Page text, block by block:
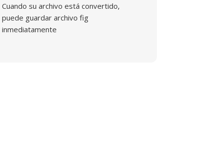
Cuando su archivo está convertido,
puede guardar archivo fig
inmediatamente